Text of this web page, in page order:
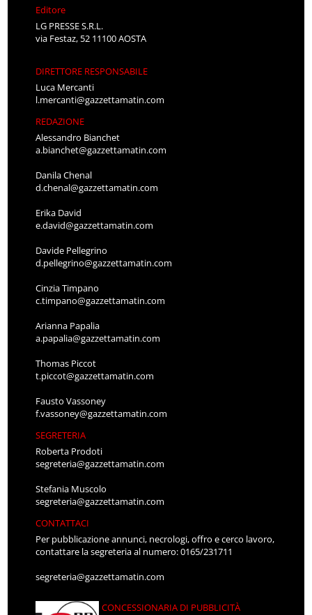
Editore
LG PRESSE S.R.L.
via Festaz, 52 11100 AOSTA
DIRETTORE RESPONSABILE
Luca Mercanti
l.mercanti@gazzettamatin.com
REDAZIONE
Alessandro Bianchet
a.bianchet@gazzettamatin.com
Danila Chenal
d.chenal@gazzettamatin.com
Erika David
e.david@gazzettamatin.com
Davide Pellegrino
d.pellegrino@gazzettamatin.com
Cinzia Timpano
c.timpano@gazzettamatin.com
Arianna Papalia
a.papalia@gazzettamatin.com
Thomas Piccot
t.piccot@gazzettamatin.com
Fausto Vassoney
f.vassoney@gazzettamatin.com
SEGRETERIA
Roberta Prodoti
segreteria@gazzettamatin.com
Stefania Muscolo
segreteria@gazzettamatin.com
CONTATTACI
Per pubblicazione annunci, necrologi, offro e cerco lavoro,
contattare la segreteria al numero: 0165/231711
segreteria@gazzettamatin.com
CONCESSIONARIA DI PUBBLICITÀ